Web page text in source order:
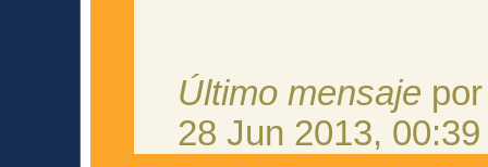
Último mensaje
28 Jun 2013, 00:39